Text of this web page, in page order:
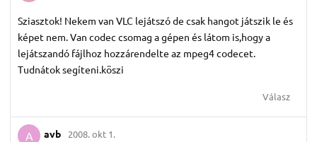
Sziasztok! Nekem van VLC lejátszó de csak hangot játszik le és
képet nem. Van codec csomag a gépen és látom is,hogy a
lejátszandó fájlhoz hozzárendelte az mpeg4 codecet.
Tudnátok segíteni.köszi
Válasz
A avb 2008. okt 1.